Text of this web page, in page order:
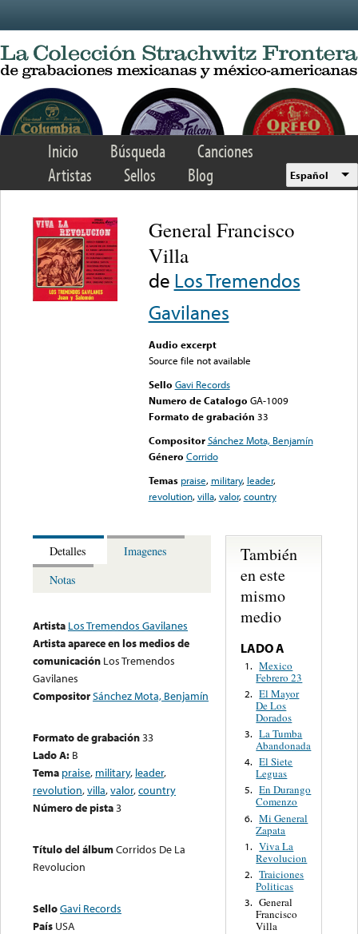
Inicio Búsqueda
Canciones
Artistas
Sellos Blog Español
General Francisco
Villa
de Los Tremendos
Gavilanes
Audio excerpt
Source file not available
Sello Gavi Records
Numero de Catalogo GA-1009
Formato de grabación 33
Compositor Sánchez Mota, Benjamín
Género Corrido
Temas praise, military, leader,
revolution,villa,valor,country
Detalles
Imagenes
Notas
Artista Los Tremendos Gavilanes
Artista aparece en los medios de
comunicación Los Tremendos
Gavilanes
CompositorSánchez Mota, Benjamín
Formato de grabación33
Lado A: B
Tema praise, military, leader,
revolution,villa,valor,country
Número de pista3
Título del álbumCorridos De La
Revolucion
SelloGavi Records
País USA
También
en este
mismo
medio
LADO A
1. Mexico
Febrero 23
2. El Mayor
De Los
Dorados
3. La Tumba
Abandonada
4. El Siete
Leguas
5. En Durango
Comenzo
6. Mi General
Zapata
1. Viva La
Revolucion
2. Traiciones
Politicas
3. General
Francisco
Villa